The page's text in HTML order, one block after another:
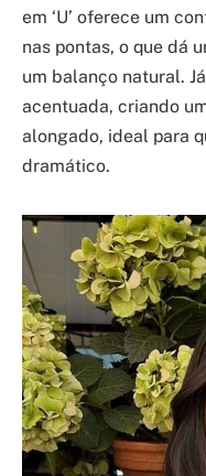
em ‘U’ oferece um
nas pontas, o que dá
um balanço natural.
acentuada, criando
alongado, ideal para
dramático.